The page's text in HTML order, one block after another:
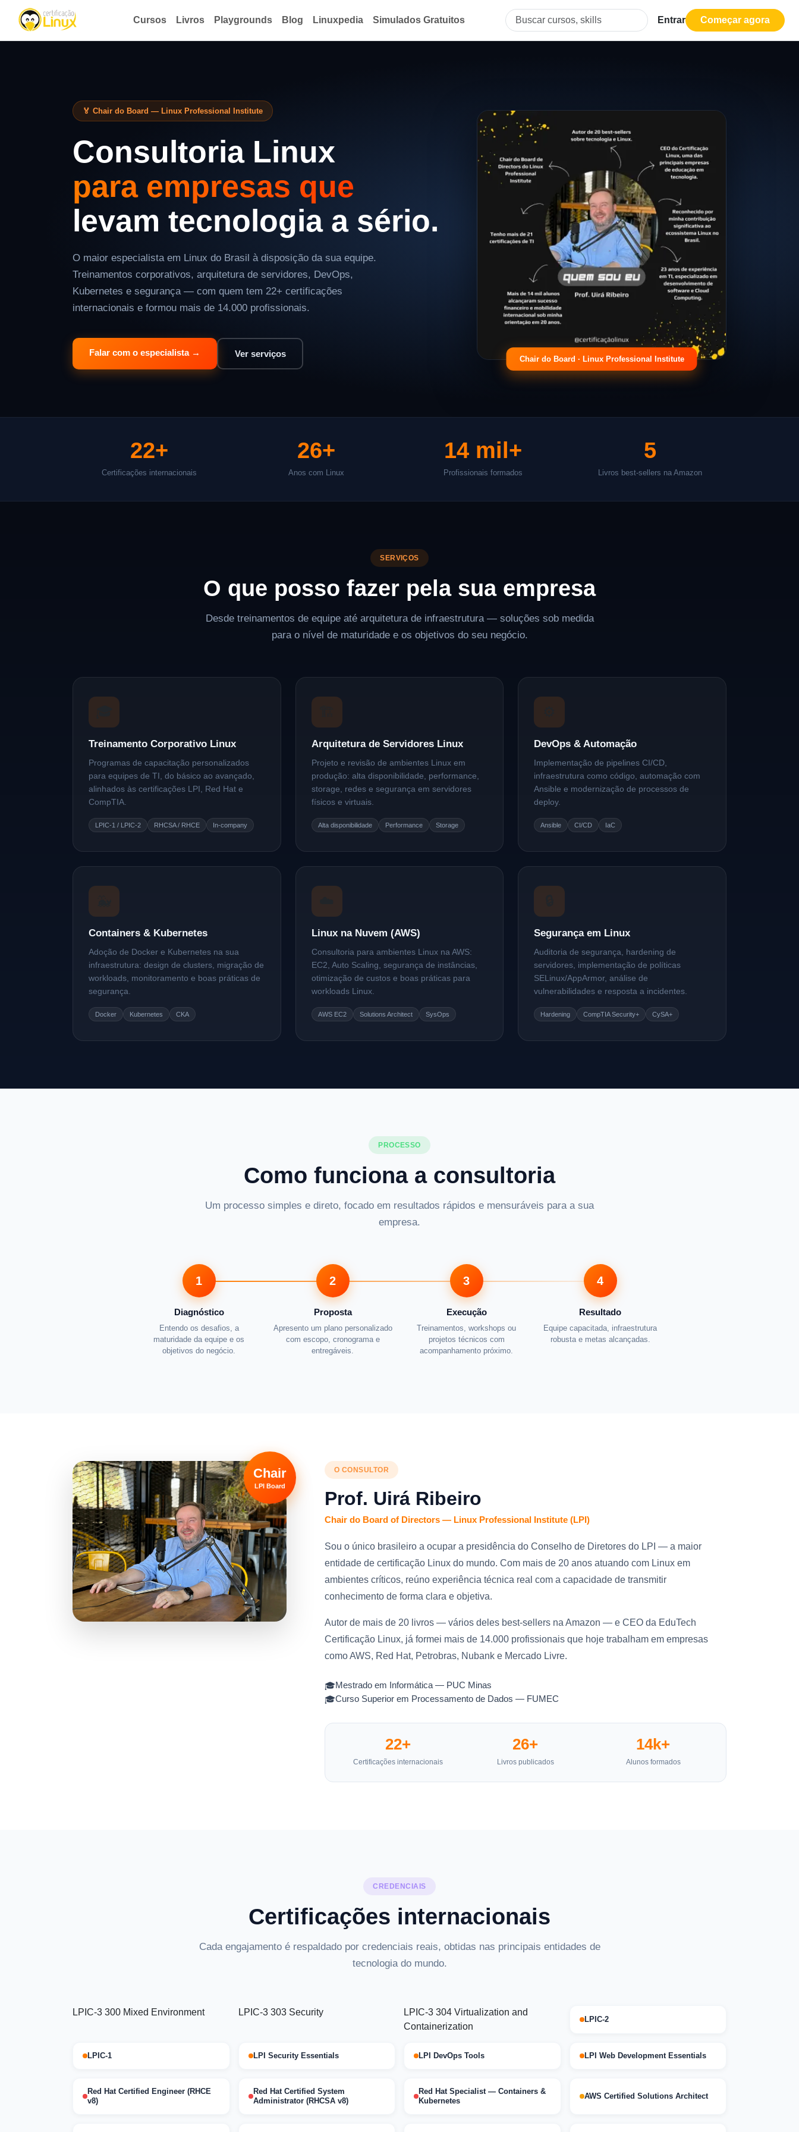
Cursos Livros Playgrounds Blog Linuxpedia Simulados Gratuitos Entrar Começar agora
🏅 Chair do Board — Linux Professional Institute
Consultoria Linux
para empresas que
levam tecnologia a sério.
O maior especialista em Linux do Brasil à disposição da sua equipe.
Treinamentos corporativos, arquitetura de servidores, DevOps,
Kubernetes e segurança — com quem tem 22+ certificações
internacionais e formou mais de 14.000 profissionais.
Falar com o especialista → Ver serviços
Chair do Board · Linux Professional Institute
22+
Certificações internacionais
26+
Anos com Linux
14 mil+
Profissionais formados
5
Livros best-sellers na Amazon
SERVIÇOS
O que posso fazer pela sua empresa
Desde treinamentos de equipe até arquitetura de infraestrutura — soluções sob medida
para o nível de maturidade e os objetivos do seu negócio.
Treinamento Corporativo Linux
Programas de capacitação personalizados
para equipes de TI, do básico ao avançado,
alinhados às certificações LPI, Red Hat e
CompTIA.
LPIC-1 / LPIC-2 RHCSA / RHCE In-company
Arquitetura de Servidores Linux
Projeto e revisão de ambientes Linux em
produção: alta disponibilidade, performance,
storage, redes e segurança em servidores
físicos e virtuais.
Alta disponibilidade Performance Storage
DevOps & Automação
Implementação de pipelines CI/CD,
infraestrutura como código, automação com
Ansible e modernização de processos de
deploy.
Ansible CI/CD IaC
Containers & Kubernetes
Adoção de Docker e Kubernetes na sua
infraestrutura: design de clusters, migração de
workloads, monitoramento e boas práticas de
segurança.
Docker Kubernetes CKA
Linux na Nuvem (AWS)
Consultoria para ambientes Linux na AWS:
EC2, Auto Scaling, segurança de instâncias,
otimização de custos e boas práticas para
workloads Linux.
AWS EC2 Solutions Architect SysOps
Segurança em Linux
Auditoria de segurança, hardening de
servidores, implementação de políticas
SELinux/AppArmor, análise de
vulnerabilidades e resposta a incidentes.
Hardening CompTIA Security+ CySA+
PROCESSO
Como funciona a consultoria
Um processo simples e direto, focado em resultados rápidos e mensuráveis para a sua
empresa.
1
Diagnóstico
Entendo os desafios, a
maturidade da equipe e os
objetivos do negócio.
2
Proposta
Apresento um plano personalizado
com escopo, cronograma e
entregáveis.
3
Execução
Treinamentos, workshops ou
projetos técnicos com
acompanhamento próximo.
4
Resultado
Equipe capacitada, infraestrutura
robusta e metas alcançadas.
Chair
LPI Board
O CONSULTOR
Prof. Uirá Ribeiro
Chair do Board of Directors — Linux Professional Institute (LPI)
Sou o único brasileiro a ocupar a presidência do Conselho de Diretores do LPI — a maior
entidade de certificação Linux do mundo. Com mais de 20 anos atuando com Linux em
ambientes críticos, reúno experiência técnica real com a capacidade de transmitir
conhecimento de forma clara e objetiva.
Autor de mais de 20 livros — vários deles best-sellers na Amazon — e CEO da EduTech
Certificação Linux, já formei mais de 14.000 profissionais que hoje trabalham em empresas
como AWS, Red Hat, Petrobras, Nubank e Mercado Livre.
Mestrado em Informática — PUC Minas
Curso Superior em Processamento de Dados — FUMEC
22+
Certificações internacionais
26+
Livros publicados
14k+
Alunos formados
CREDENCIAIS
Certificações internacionais
Cada engajamento é respaldado por credenciais reais, obtidas nas principais entidades de
tecnologia do mundo.
LPIC-3 300 Mixed Environment LPIC-3 303 Security
LPIC-3 304 Virtualization and
Containerization
LPIC-2
LPIC-1 LPI Security Essentials LPI DevOps Tools LPI Web Development Essentials
Red Hat Certified Engineer (RHCE
v8)
Red Hat Certified System
Administrator (RHCSA v8)
Red Hat Specialist — Containers &
Kubernetes
AWS Certified Solutions Architect